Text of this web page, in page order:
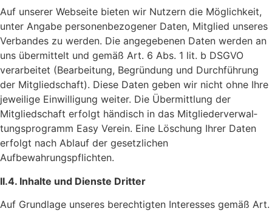
Auf unserer Webseite bieten wir Nutzern die Möglich­keit,
unter Angabe perso­nen­be­zo­gener Daten, Mitglied unseres
Verbandes zu werden. Die ange­ge­benen Daten werden an
uns über­mit­telt und gemäß Art. 6 Abs. 1 lit. b DSGVO
verar­beitet (Bear­bei­tung, Begrün­dung und Durch­füh­rung
der Mitglied­schaft). Diese Daten geben wir nicht ohne Ihre
jewei­lige Einwil­li­gung weiter. Die Über­mitt­lung der
Mitglied­schaft erfolgt händisch in das Mitglie­der­ver­wal­
tungs­pro­gramm Easy Verein. Eine Löschung Ihrer Daten
erfolgt nach Ablauf der gesetz­li­chen
Aufbewahrungspflichten.
II.4. Inhalte und Dienste Dritter
Auf Grund­lage unseres berech­tigten Inter­esses gemäß Art.